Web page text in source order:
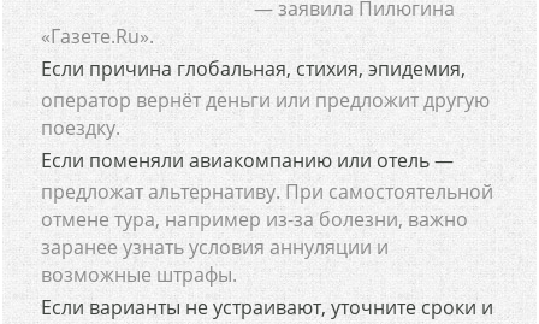
— заявила Пилюгина
«Газете.Ru».
Если причина глобальная, стихия, эпидемия,
оператор вернёт деньги или предложит другую
поездку.
Если поменяли авиакомпанию или отель —
предложат альтернативу. При самостоятельной
отмене тура, например из-за болезни, важно
заранее узнать условия аннуляции и
возможные штрафы.
Если варианты не устраивают, уточните сроки и